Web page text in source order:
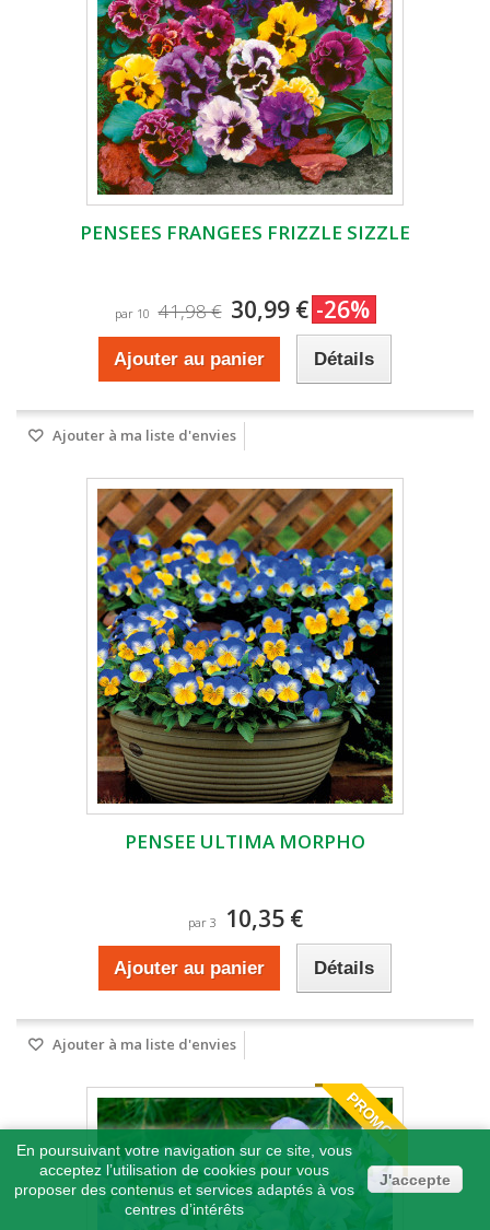
PENSEES FRANGEES FRIZZLE SIZZLE
par 10 41,98 € 30,99 € -26%
Ajouter au panier Détails
Ajouter à ma liste d'envies
PENSEE ULTIMA MORPHO
par 3 10,35 €
Ajouter au panier Détails
Ajouter à ma liste d'envies
PROMO!
En poursuivant votre navigation sur ce site, vous
acceptez l’utilisation de cookies pour vous
proposer des contenus et services adaptés à vos
centres d’intérêts
J'accepte